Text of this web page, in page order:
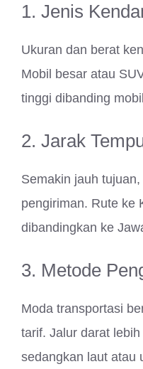
1. Jenis
Ukuran dan berat
Mobil besar atau
tinggi dibanding
2. Jarak
Semakin jauh
pengiriman. Rute ke
dibandingkan ke
3. Metode
Moda transportasi
tarif. Jalur darat
sedangkan laut atau